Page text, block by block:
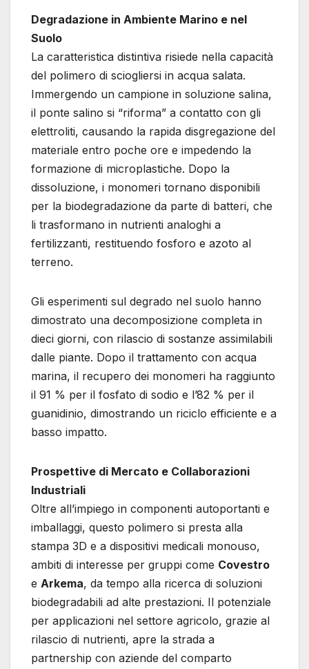
Degradazione in Ambiente Marino e nel
Suolo
La caratteristica distintiva risiede nella capacità
del polimero di sciogliersi in acqua salata.
Immergendo un campione in soluzione salina,
il ponte salino si “riforma” a contatto con gli
elettroliti, causando la rapida disgregazione del
materiale entro poche ore e impedendo la
formazione di microplastiche. Dopo la
dissoluzione, i monomeri tornano disponibili
per la biodegradazione da parte di batteri, che
li trasformano in nutrienti analoghi a
fertilizzanti, restituendo fosforo e azoto al
terreno.
Gli esperimenti sul degrado nel suolo hanno
dimostrato una decomposizione completa in
dieci giorni, con rilascio di sostanze assimilabili
dalle piante. Dopo il trattamento con acqua
marina, il recupero dei monomeri ha raggiunto
il 91 % per il fosfato di sodio e l’82 % per il
guanidinio, dimostrando un riciclo efficiente e a
basso impatto.
Prospettive di Mercato e Collaborazioni
Industriali
Oltre all’impiego in componenti autoportanti e
imballaggi, questo polimero si presta alla
stampa 3D e a dispositivi medicali monouso,
ambiti di interesse per gruppi come Covestro
e Arkema, da tempo alla ricerca di soluzioni
biodegradabili ad alte prestazioni. Il potenziale
per applicazioni nel settore agricolo, grazie al
rilascio di nutrienti, apre la strada a
partnership con aziende del comparto